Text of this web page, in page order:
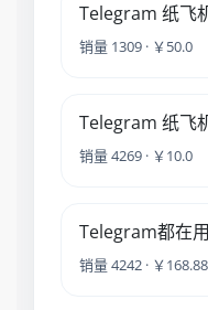
Telegram 纸飞
销量 1309 · ￥50.0
Telegram 纸飞
销量 4269 · ￥10.0
Telegram都在
销量 4242 · ￥168.88